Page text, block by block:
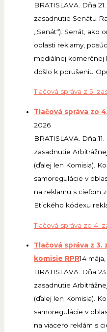
BRATISLAVA. Dňa
zasadnutie Senátu
„Senát“). Senát,
oblasti reklamy,
mediálnej komerčnej
došlo k porušeniu
Tlačová správa z 5.
Tlačová správa zo
2026
BRATISLAVA. Dňa
zasadnutie
(ďalej len Komisia).
samoregulácie v
na reklamu s cieľom
Etického kódexu
Tlačová správa zo 4.
Tlačová správa z
komisie RPR14
BRATISLAVA. Dňa
zasadnutie
(ďalej len Komisia).
samoregulácie v
na viacero reklám s